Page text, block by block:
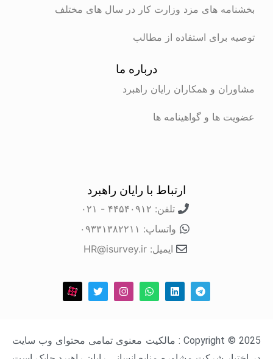
بخشنامه های مزد وزارت کار در سال های مختلف
توصیه برای استفاده از مطالب
درباره ما
مشاوران و همکاران رایان راهبرد
عضویت ها و گواهینامه ها
ارتباط با رایان راهبرد
تلفن: ۴۴۵۴۰۹۱۲ - ۰۲۱
واتساپ: ۰۹۳۳۱۳۸۲۲۱۱
ایمیل: HR@isurvey.ir
Copyright © 2025 : مالکیت معنوی تمامی محتوای وب سایت